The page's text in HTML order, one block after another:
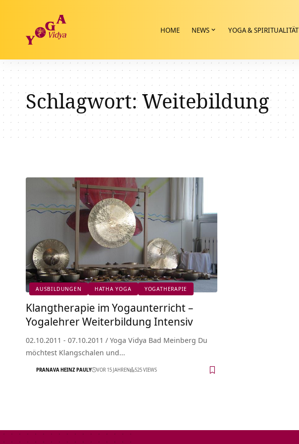
HOME NEWS YOGA & SPIRITUALITÄT
Schlagwort:Weitebildung
AUSBILDUNGEN HATHA YOGA YOGATHERAPIE
Klangtherapie im Yogaunterricht –
Yogalehrer Weiterbildung Intensiv
02.10.2011 - 07.10.2011 / Yoga Vidya Bad Meinberg Du
möchtest Klangschalen und…
PRANAVA HEINZ PAULY VOR 15 JAHREN 525 VIEWS